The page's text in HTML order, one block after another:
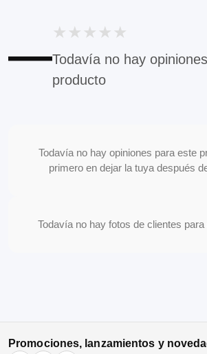
—★ ★ ★ ★ ★
Todavía no hay
producto
Todavía no hay opiniones para este
primero en dejar la tuya después
Todavía no hay fotos de clientes
Promociones, lanzamientos y